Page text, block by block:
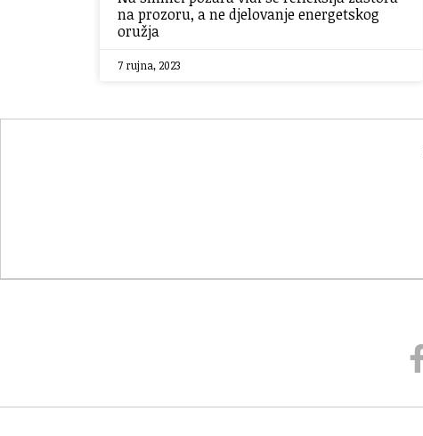
na prozoru, a ne djelovanje energetskog
oružja
7 rujna, 2023